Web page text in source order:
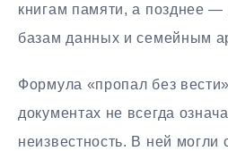
книгам памяти, а позднее —
базам данных и семейным
Формула «пропал без
документах не всегда
неизвестность. В ней могли